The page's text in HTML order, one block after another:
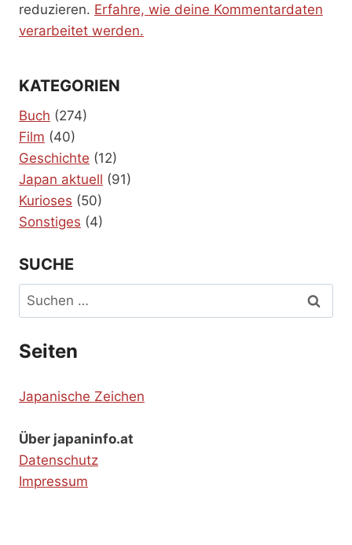
reduzieren. Erfahre, wie deine Kommentardaten
verarbeitet werden.
KATEGORIEN
Buch (274)
Film (40)
Geschichte (12)
Japan aktuell (91)
Kurioses (50)
Sonstiges (4)
SUCHE
Suchen
nach:
Seiten
Japanische Zeichen
Über japaninfo.at
Datenschutz
Impressum